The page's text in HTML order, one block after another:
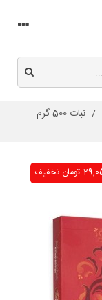
/
نبات 500 گرم
تخفیف